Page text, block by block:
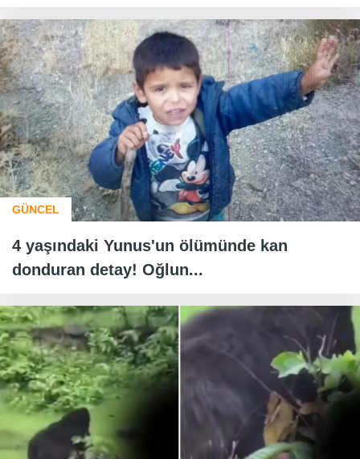
GÜNCEL
4 yaşındaki Yunus'un ölümünde kan
donduran detay! Oğlun...